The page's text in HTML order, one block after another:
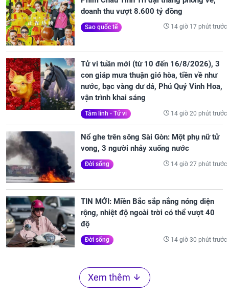
doanh thu vượt 8.600 tỷ đồng
Sao quốc tế 14 giờ 17 phút trước
Tử vi tuần mới (từ 10 đến 16/8/2026), 3
con giáp mưa thuận gió hòa, tiền về như
nước, bạc vàng dư dả, Phú Quý Vinh Hoa,
vận trình khai sáng
Tâm linh - Tử vi 14 giờ 20 phút trước
Nổ ghe trên sông Sài Gòn: Một phụ nữ tử
vong, 3 người nhảy xuống nước
Đời sống 14 giờ 27 phút trước
TIN MỚI: Miền Bắc sắp nắng nóng diện
rộng, nhiệt độ ngoài trời có thể vượt 40
độ
Đời sống 14 giờ 30 phút trước
Xem thêm